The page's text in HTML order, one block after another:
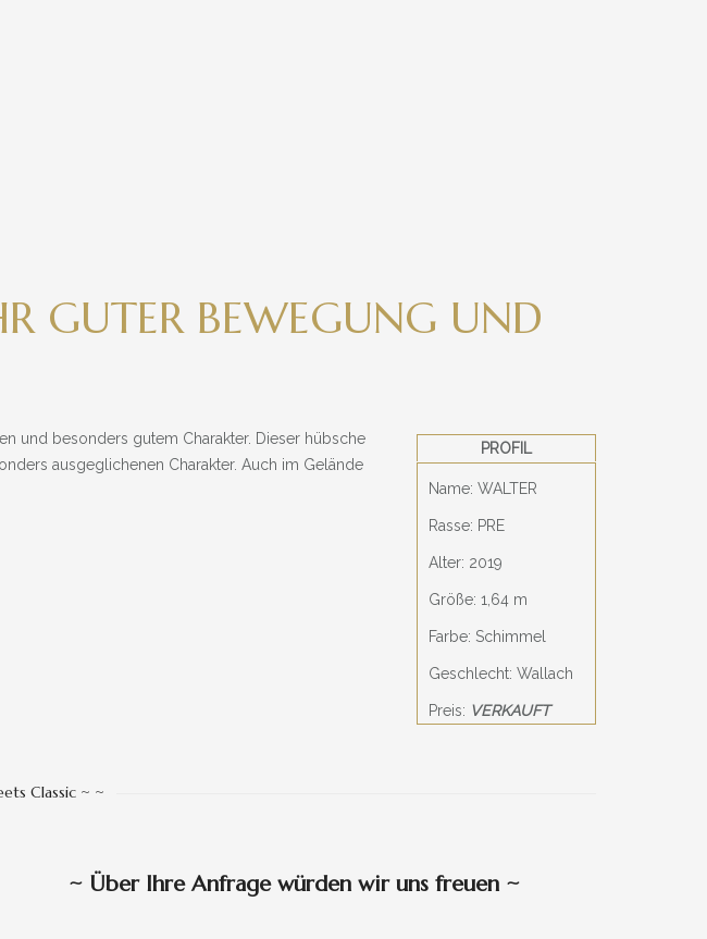
GUTER BEWEGUNG UND
und besonders gutem Charakter. Dieser hübsche
ausgeglichenen Charakter. Auch im Gelände
PROFIL
Name: WALTER
Rasse: PRE
Alter: 2019
Größe: 1,64 m
Farbe: Schimmel
Geschlecht: Wallach
Preis: VERKAUFT
Classic ~ ~
~ Über Ihre Anfrage würden wir uns freuen ~